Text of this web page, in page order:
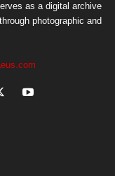
as a digital archive
photographic and